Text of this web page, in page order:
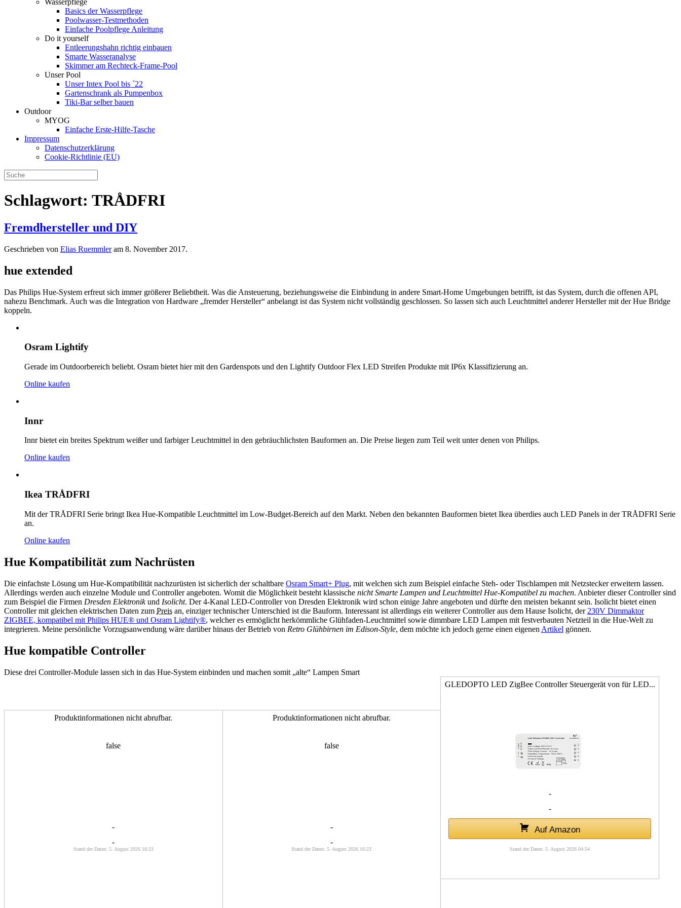
Wasserpflege
Basics der Wasserpflege
Poolwasser-Testmethoden
Einfache Poolpflege Anleitung
Do it yourself
Ent­leerungs­hahn richtig einbauen
Smarte Wasseranalyse
Skimmer am Rechteck-Frame-Pool
Unser Pool
Unser Intex Pool bis ´22
Gartenschrank als Pumpenbox
Tiki-Bar selber bauen
Outdoor
MYOG
Einfache Erste-Hilfe-Tasche
Impressum
Datenschutzerklärung
Cookie-Richtlinie (EU)
Schlagwort: TRÅDFRI
Fremdhersteller und DIY
Geschrieben von Elias Ruemmleram 8. November 2017.
hue extended
Das Philips Hue-System erfreut sich immer größerer Beliebtheit. Was die Ansteuerung, beziehungsweise die Einbindung in andere Smart-Home Umgebungen betrifft, ist das System, durch die offenen API,
nahezu Benchmark. Auch was die Integration von Hardware „fremder Hersteller“ anbelangt ist das System nicht vollständig geschlossen. So lassen sich auch Leuchtmittel anderer Hersteller mit der Hue Bridge
koppeln.
Osram Lightify
Gerade im Outdoorbereich beliebt. Osram bietet hier mit den Gardenspots und den Lightify Outdoor Flex LED Streifen Produkte mit IP6x Klassifizierung an.
Online kaufen
Innr
Innr bietet ein breites Spektrum weißer und farbiger Leuchtmittel in den gebräuchlichsten Bauformen an. Die Preise liegen zum Teil weit unter denen von Philips.
Online kaufen
Ikea TRÅDFRI
Mit der TRÅDFRI Serie bringt Ikea Hue-Kompatible Leuchtmittel im Low-Budget-Bereich auf den Markt. Neben den bekannten Bauformen bietet Ikea überdies auch LED Panels in der TRÅDFRI Serie
an.
Online kaufen
Hue Kompatibilität zum Nachrüsten
Die einfachste Lösung um Hue-Kompatibilität nachzurüsten ist sicherlich der schaltbare Osram Smart+ Plug, mit welchen sich zum Beispiel einfache Steh- oder Tischlampen mit Netzstecker erweitern lassen.
Allerdings werden auch einzelne Module und Controller angeboten. Womit die Möglichkeit besteht klassische nicht Smarte Lampen und Leuchtmittel Hue-Kompatibel zu machen. Anbieter dieser Controller sind
zum Beispiel die Firmen Dresden Elektronikund Isolicht. Der 4-Kanal LED-Controller von Dresden Elektronik wird schon einige Jahre angeboten und dürfte den meisten bekannt sein. Isolicht bietet einen
Controller mit gleichen elektrischen Daten zum Preis an, einziger technischer Unterschied ist die Bauform. Interessant ist allerdings ein weiterer Controller aus dem Hause Isolicht, der 230V Dimmaktor
ZIGBEE, kompatibel mit Philips HUE® und Osram Lightify®, welcher es ermöglicht herkömmliche Glühfaden-Leuchtmittel sowie dimmbare LED Lampen mit festverbauten Netzteil in die Hue-Welt zu
integrieren. Meine persönliche Vorzugsanwendung wäre darüber hinaus der Betrieb von Retro Glühbirnen im Edison-Style, dem möchte ich jedoch gerne einen eigenen Artikel gönnen.
Hue kompatible Controller
Diese drei Controller-Module lassen sich in das Hue-System einbinden und machen somit „alte“ Lampen Smart
Produktinformationen nicht abrufbar.
false
-
-
Stand der Daten: 5. August 2026 16:23
Produktinformationen nicht abrufbar.
false
-
-
Stand der Daten: 5. August 2026 16:23
GLEDOPTO LED ZigBee Controller Steuergerät von für LED...
-
-
Auf Amazon
Stand der Daten: 5. August 2026 04:54